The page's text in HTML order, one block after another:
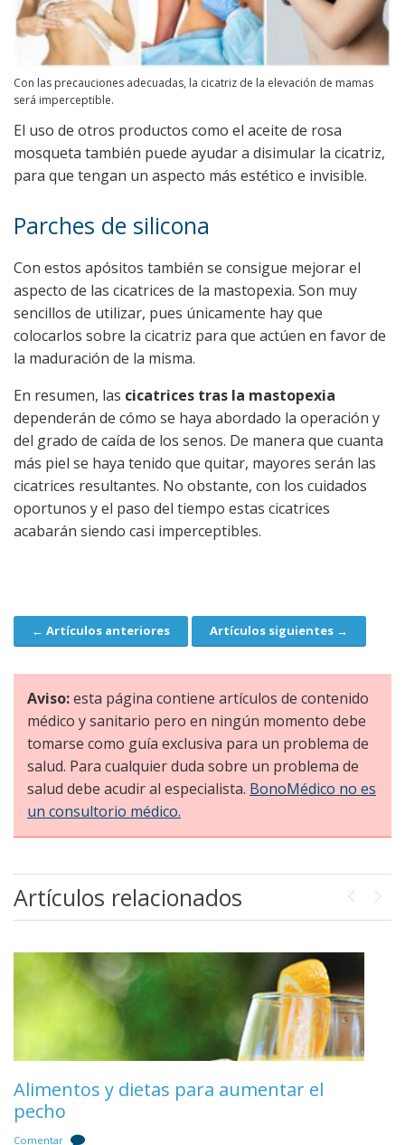
Con las precauciones adecuadas, la cicatriz de la elevación de mamas
será imperceptible.
El uso de otros productos como el aceite de rosa
mosqueta también puede ayudar a disimular la cicatriz,
para que tengan un aspecto más estético e invisible.
Parches de silicona
Con estos apósitos también se consigue mejorar el
aspecto de las cicatrices de la mastopexia. Son muy
sencillos de utilizar, pues únicamente hay que
colocarlos sobre la cicatriz para que actúen en favor de
la maduración de la misma.
En resumen, las cicatrices tras la mastopexia
dependerán de cómo se haya abordado la operación y
del grado de caída de los senos. De manera que cuanta
más piel se haya tenido que quitar, mayores serán las
cicatrices resultantes. No obstante, con los cuidados
oportunos y el paso del tiempo estas cicatrices
acabarán siendo casi imperceptibles.
Navegación
← Artículos anteriores Artículos siguientes →
Aviso:esta página contiene artículos de contenido
médico y sanitario pero en ningún momento debe
tomarse como guía exclusiva para un problema de
salud. Para cualquier duda sobre un problema de
salud debe acudir al especialista. BonoMédico no es
un consultorio médico.
Artículos relacionados
Alimentos y dietas para aumentar el
pecho
Comentar
Pliegues o rippling en el pecho
3 comentarios
Anestesia en el aumento de pecho
Comentar
Next